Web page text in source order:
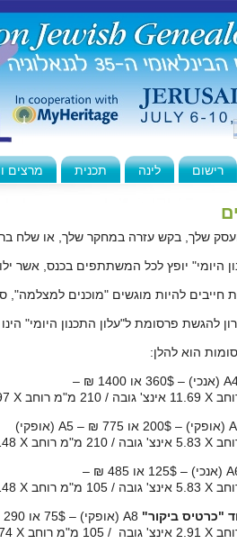
רישום לינה תכנית מרצים
שלך, בקש עזרה במחקר שלך, או שלח
היומי" יופץ לכל המשתתפים בכנס, אשר
חייבים להיות מוגשים "מוכנים למצלמה",
פרסומת ל"עלון התכנון היומי" הינו ב-10 ליוני
הוא להלן:
(אנכי) – 360$ או 1400 ₪ –
X 11.69 אינצ' גובה / 210 מ"מ רוחב X
(אופקי) – 200$ או 775 ₪ – A5 (אופקי)
X
X
(אנכי) – 125$ או 485 ₪ –
X
X
"כרטיס ביקור" A8 (אופקי) – 75$ או 290 ₪
X
/ 105 מ"מ רוחב X 74 מ"מ גובה